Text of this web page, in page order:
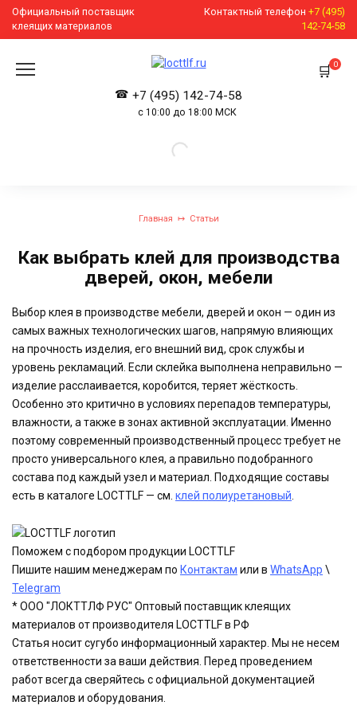
Перейти
содержанию
Официальный поставщик
клеящих материалов
Контактный телефон +7 (495)
142-74-58
+7 (495) 142-74-58
с 10:00 до 18:00 МСК
0
Главная Статьи
Как выбрать клей для производства
дверей, окон, мебели
Выбор клея в производстве мебели, дверей и окон — один из
самых важных технологических шагов, напрямую влияющих
на прочность изделия, его внешний вид, срок службы и
уровень рекламаций. Если склейка выполнена неправильно —
изделие расслаивается, коробится, теряет жёсткость.
Особенно это критично в условиях перепадов температуры,
влажности, а также в зонах активной эксплуатации. Именно
поэтому современный производственный процесс требует не
просто универсального клея, а правильно подобранного
состава под каждый узел и материал. Подходящие составы
есть в каталоге LOCTTLF — см. клей полиуретановый
Поможем с подбором продукции LOCTTLF
Пишите нашим менеджерам по Контактам или в WhatsApp \
Telegram
* ООО "ЛОКТТЛФ РУС" Оптовый поставщик клеящих
материалов от производителя LOCTTLF в РФ
Статья носит сугубо информационный характер. Мы не несем
ответственности за ваши действия. Перед проведением
работ всегда сверяйтесь с официальной документацией
материалов и оборудования.